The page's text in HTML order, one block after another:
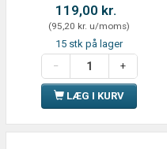
119,00 kr.
(95,20 kr. u/moms)
15 stk på lager
LÆG I KURV